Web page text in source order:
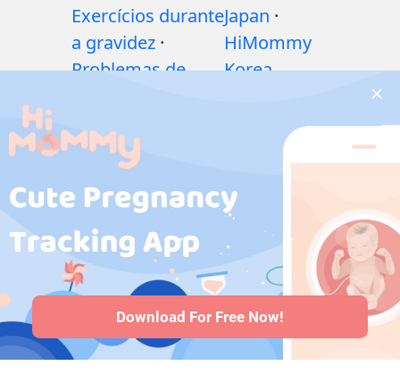
Exercícios durante
a gravidez ·
Problemas de
Medicamentos
durante a
gravidez·
Problemas de
saúde do bebê·
Articles ·Politica
editorial
Japan ·
HiMommy
Korea
Download For Free Now!